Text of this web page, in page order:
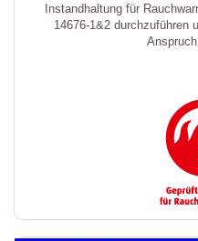
Instandhaltung für
14676-1&2 durchzuführen